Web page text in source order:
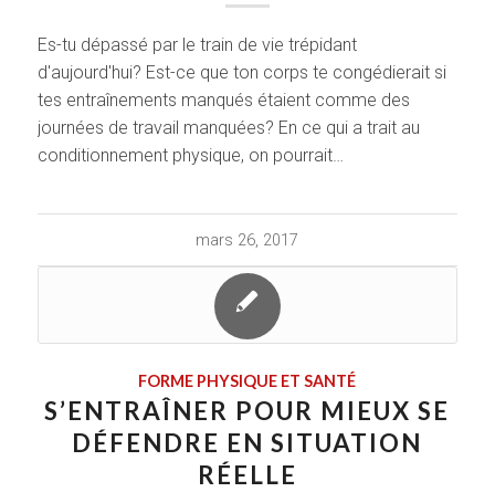
Es-tu dépassé par le train de vie trépidant
d'aujourd'hui? Est-ce que ton corps te congédierait si
tes entraînements manqués étaient comme des
journées de travail manquées? En ce qui a trait au
conditionnement physique, on pourrait…
mars 26, 2017
FORME PHYSIQUE ET SANTÉ
S’ENTRAÎNER POUR MIEUX SE
DÉFENDRE EN SITUATION
RÉELLE